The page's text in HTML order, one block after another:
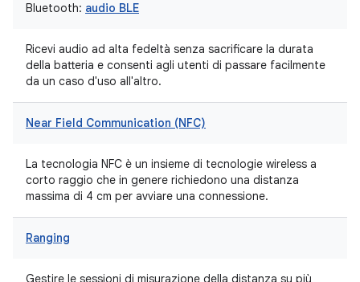
Bluetooth: audio BLE
Ricevi audio ad alta fedeltà senza sacrificare la durata
della batteria e consenti agli utenti di passare facilmente
da un caso d'uso all'altro.
Near Field Communication (NFC)
La tecnologia NFC è un insieme di tecnologie wireless a
corto raggio che in genere richiedono una distanza
massima di 4 cm per avviare una connessione.
Ranging
Gestire le sessioni di misurazione della distanza su più